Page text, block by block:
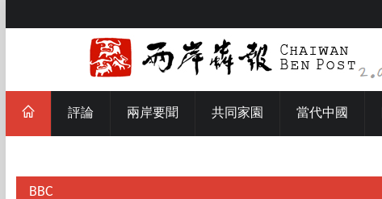
評論 兩岸要聞 共同家園 當代中國
BBC